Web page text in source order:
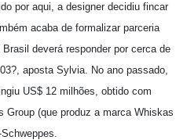
por aqui, a designer decidiu fincar
acaba de formalizar parceria
deverá responder por cerca de
aposta Sylvia. No ano passado,
US$ 12 milhões, obtido com
Group (que produz a marca Whiskas